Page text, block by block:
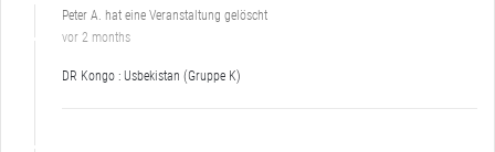
Peter A. hat eine Veranstaltung gelöscht
vor 2 months
DR Kongo : Usbekistan (Gruppe K)